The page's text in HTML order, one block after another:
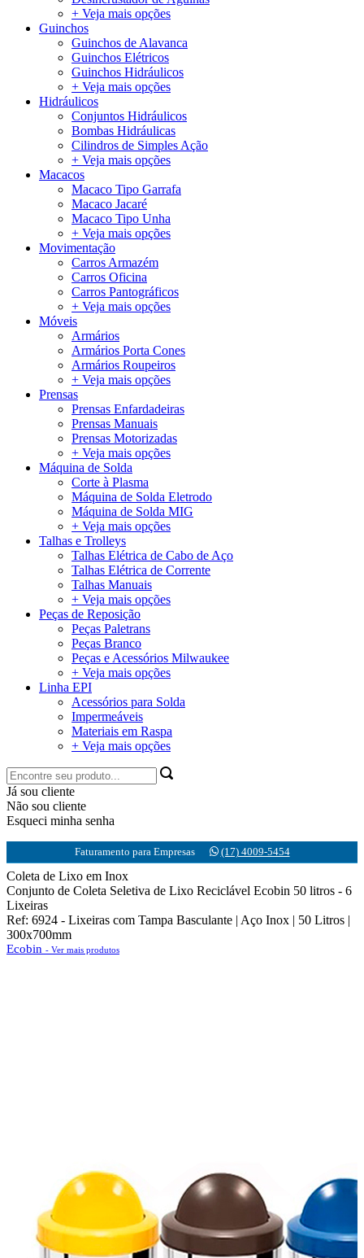
+ Veja mais opções
Guinchos
Guinchos de Alavanca
Guinchos Elétricos
Guinchos Hidráulicos
+ Veja mais opções
Hidráulicos
Conjuntos Hidráulicos
Bombas Hidráulicas
Cilindros de Simples Ação
+ Veja mais opções
Macacos
Macaco Tipo Garrafa
Macaco Jacaré
Macaco Tipo Unha
+ Veja mais opções
Movimentação
Carros Armazém
Carros Oficina
Carros Pantográficos
+ Veja mais opções
Móveis
Armários
Armários Porta Cones
Armários Roupeiros
+ Veja mais opções
Prensas
Prensas Enfardadeiras
Prensas Manuais
Prensas Motorizadas
+ Veja mais opções
Máquina de Solda
Corte à Plasma
Máquina de Solda Eletrodo
Máquina de Solda MIG
+ Veja mais opções
Talhas e Trolleys
Talhas Elétrica de Cabo de Aço
Talhas Elétrica de Corrente
Talhas Manuais
+ Veja mais opções
Peças de Reposição
Peças Paletrans
Peças Branco
Peças e Acessórios Milwaukee
+ Veja mais opções
Linha EPI
Acessórios para Solda
Impermeáveis
Materiais em Raspa
+ Veja mais opções
Já sou cliente
Não sou cliente
Esqueci minha senha
Faturamento para Empresas (17) 4009-5454
Coleta de Lixo em Inox
Conjunto de Coleta Seletiva de Lixo Reciclável Ecobin 50 litros - 6
Lixeiras
Ref: 6924 - Lixeiras com Tampa Basculante | Aço Inox | 50 Litros |
300x700mm
Ecobin - Ver mais produtos